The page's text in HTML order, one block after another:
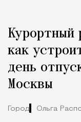
Курортный
как
день
Москвы
Город Ольга